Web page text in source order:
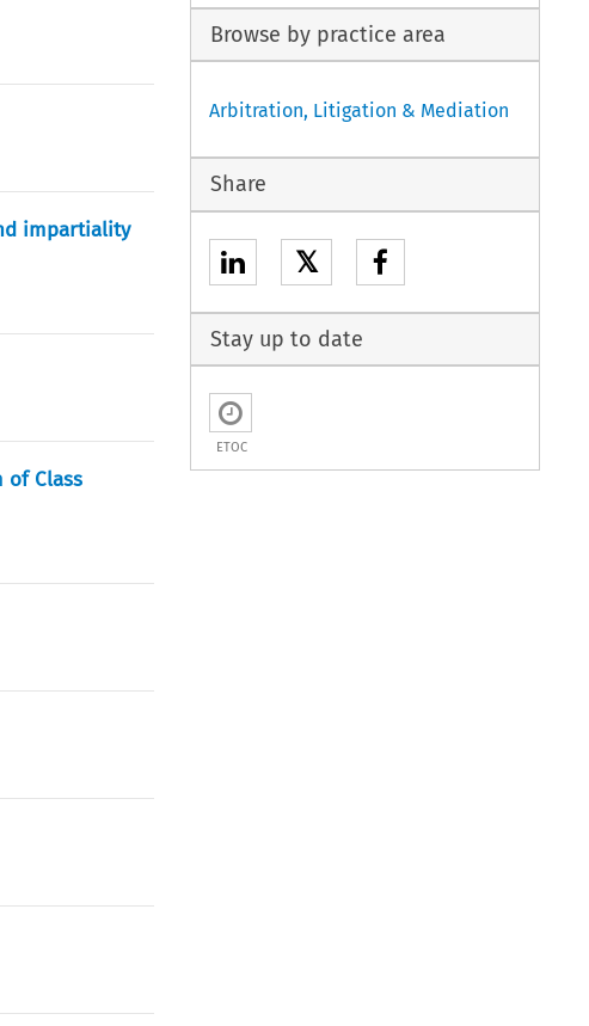
impartiality
of Class
Browse by practice area
Arbitration, Litigation & Mediation
Share
𝕏
Stay up to date
ETOC